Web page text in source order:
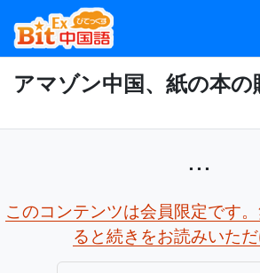
アマゾン中国、紙の本の
...
このコンテンツは会員限定です
ると続きをお読みいただ